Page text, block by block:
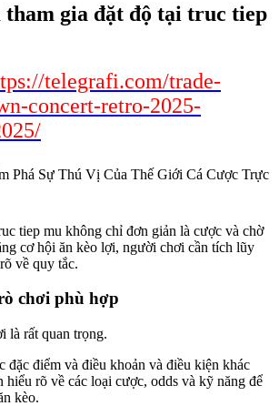
gia đặt độ tại truc tiep
telegrafi.com/trade-
concert-retro-2025-
tiep mu không chỉ đơn giản là cược và chờ
cơ hội ăn kèo lợi, người chơi cần tích lũy
về quy tắc.
chơi phù hợp
là rất quan trọng.
đặc điểm và điều khoản và điều kiện khác
hiểu rõ về các loại cược, odds và kỹ năng để
kèo.